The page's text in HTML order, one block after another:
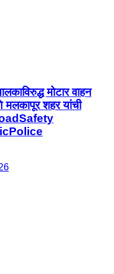
मोटार वाहन
मलकापूर शहर यांची